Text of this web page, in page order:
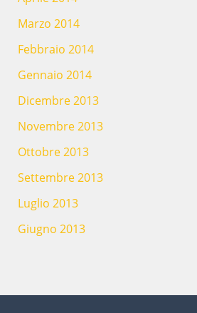
Marzo 2014
Febbraio 2014
Gennaio 2014
Dicembre 2013
Novembre 2013
Ottobre 2013
Settembre 2013
Luglio 2013
Giugno 2013